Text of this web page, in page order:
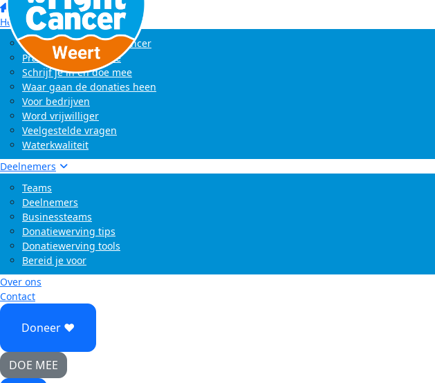
Home
Het evenement
Wat is Swim to Fight Cancer
Praktische informatie
Schrijf je in en doe mee
Waar gaan de donaties heen
Voor bedrijven
Word vrijwilliger
Veelgestelde vragen
Waterkwaliteit
Deelnemers
Teams
Deelnemers
Businessteams
Donatiewerving tips
Donatiewerving tools
Bereid je voor
Over ons
Contact
Doneer ♥
DOE MEE